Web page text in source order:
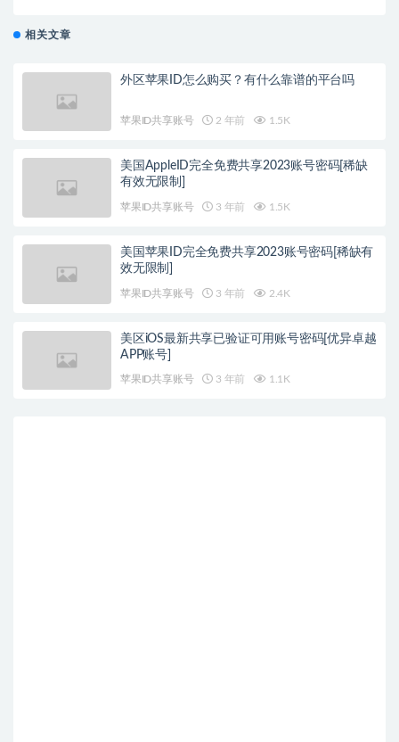
相关文章
外区苹果ID怎么购买？有什么靠谱的平台吗
苹果ID共享账号 2 年前 1.5K
美国AppleID完全免费共享2023账号密码[稀缺
有效无限制]
苹果ID共享账号 3 年前 1.5K
美国苹果ID完全免费共享2023账号密码[稀缺有
效无限制]
苹果ID共享账号 3 年前 2.4K
美区iOS最新共享已验证可用账号密码[优异卓越
APP账号]
苹果ID共享账号 3 年前 1.1K